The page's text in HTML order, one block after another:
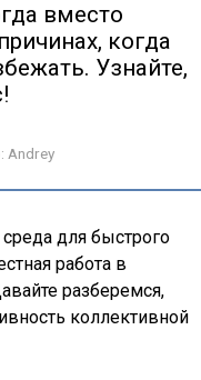
вместо
когда
Узнайте,
Andrey
для быстрого
работа в
разберемся,
коллективной